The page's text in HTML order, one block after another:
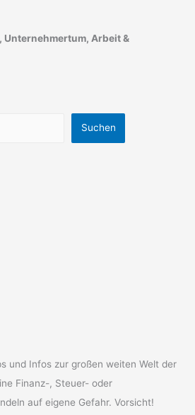
Unternehmertum, Arbeit &
Suchen
und Infos zur großen weiten Welt der
Finanz-, Steuer- oder
auf eigene Gefahr. Vorsicht!